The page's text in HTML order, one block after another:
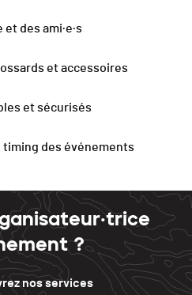
des ami·e·s
et accessoires
et sécurisés
timing des événements
?
nos services